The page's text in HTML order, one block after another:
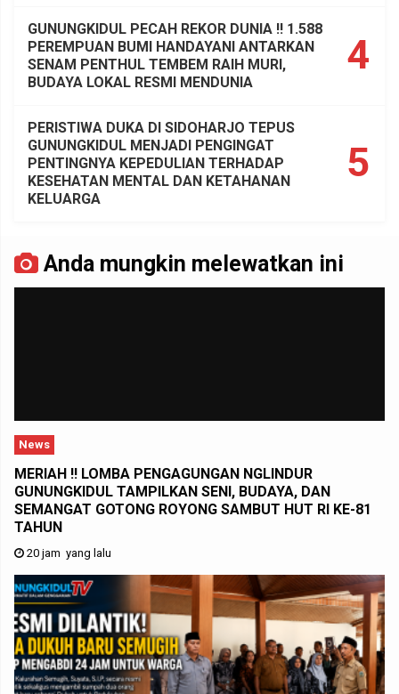
4
GUNUNGKIDUL PECAH REKOR DUNIA !! 1.588
PEREMPUAN BUMI HANDAYANI ANTARKAN
SENAM PENTHUL TEMBEM RAIH MURI,
BUDAYA LOKAL RESMI MENDUNIA
5
PERISTIWA DUKA DI SIDOHARJO TEPUS
GUNUNGKIDUL MENJADI PENGINGAT
PENTINGNYA KEPEDULIAN TERHADAP
KESEHATAN MENTAL DAN KETAHANAN
KELUARGA
Anda mungkin melewatkan ini
News
MERIAH !! LOMBA PENGAGUNGAN NGLINDUR
GUNUNGKIDUL TAMPILKAN SENI, BUDAYA, DAN
SEMANGAT GOTONG ROYONG SAMBUT HUT RI KE-81
TAHUN
20 jam yang lalu